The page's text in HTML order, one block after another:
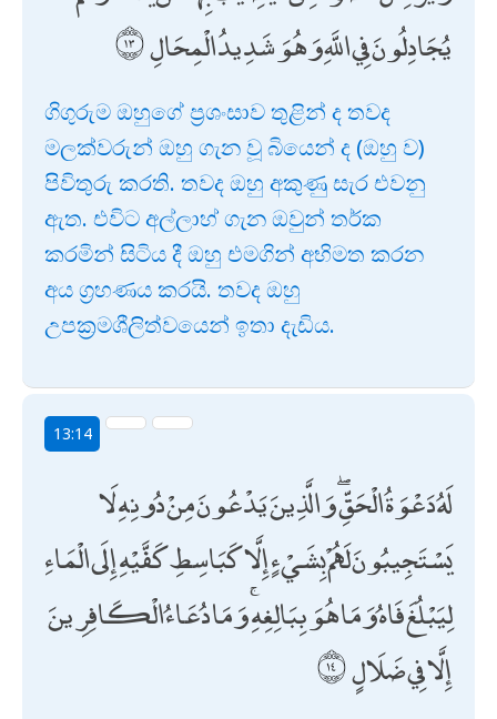
يُجَادِلُونَ فِي اللَّهِ وَهُوَ شَدِيدُ الْمِحَالِ
ගිගුරුම ඔහුගේ ප්‍රශංසාව තුළින් ද තවද
මලක්වරුන් ඔහු ගැන වූ බියෙන් ද (ඔහු ව)
පිවිතුරු කරති. තවද ඔහු අකුණු සැර එවනු
ඇත. එවිට අල්ලාහ් ගැන ඔවුන් තර්ක
කරමින් සිටිය දී ඔහු එමගින් අභිමත කරන
අය ග්‍රහණය කරයි. තවද ඔහු
උපක්‍රමශීලිත්වයෙන් ඉතා දැඩිය.
13:14
لَهُ دَعْوَةُ الْحَقِّ ۖ وَالَّذِينَ يَدْعُونَ مِنْ دُونِهِ لَا
يَسْتَجِيبُونَ لَهُمْ بِشَيْءٍ إِلَّا كَبَاسِطِ كَفَّيْهِ إِلَى الْمَاءِ
لِيَبْلُغَ فَاهُ وَمَا هُوَ بِبَالِغِهِ ۚ وَمَا دُعَاءُ الْكَافِرِينَ
إِلَّا فِي ضَلَالٍ